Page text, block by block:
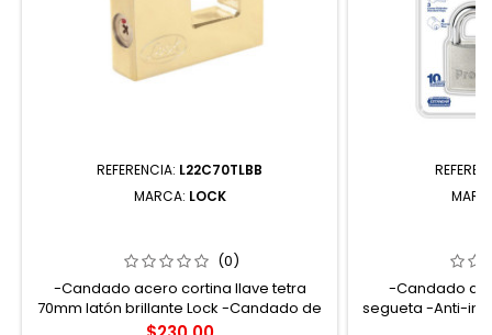
REFERENCIA: L22C70TLBB
MARCA: LOCK
LATÓN BRILLANTE LLAVE TETRA LOCK
(0)
-Candado acero cortina llave tetra
70mm latón brillante Lock -Candado de
acero para cortina -Grillete metálico
ESTÁNDAR
-Candado de
segueta -Anti-